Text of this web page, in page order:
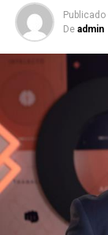
Publicado
De admin